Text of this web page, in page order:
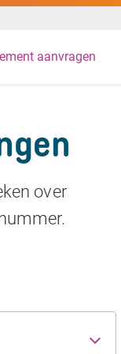
aanvragen
over